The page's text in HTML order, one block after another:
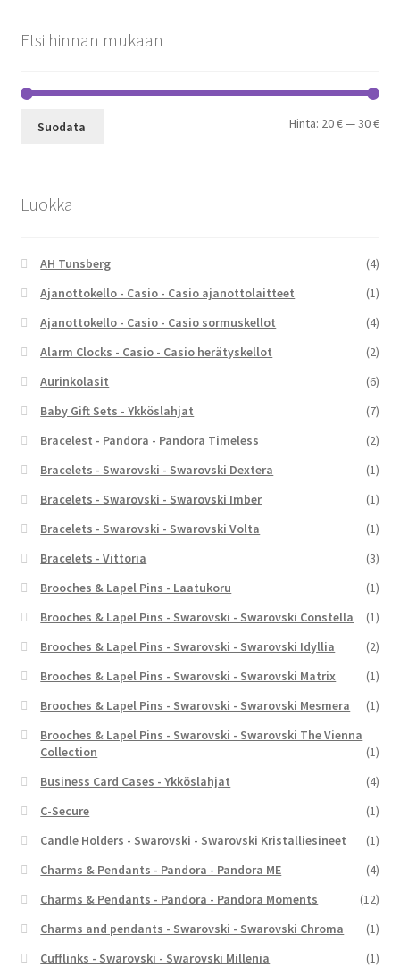
Etsi hinnan mukaan
Suodata Hinta: 20 €—30 €
Luokka
AH Tunsberg
(4)
Ajanottokello - Casio - Casio ajanottolaitteet
(1)
Ajanottokello - Casio - Casio sormuskellot
(4)
Alarm Clocks - Casio - Casio herätyskellot
(2)
Aurinkolasit
(6)
Baby Gift Sets - Ykköslahjat
(7)
Bracelest - Pandora - Pandora Timeless
(2)
Bracelets - Swarovski - Swarovski Dextera
(1)
Bracelets - Swarovski - Swarovski Imber
(1)
Bracelets - Swarovski - Swarovski Volta
(1)
Bracelets - Vittoria
(3)
Brooches & Lapel Pins - Laatukoru
(1)
Brooches & Lapel Pins - Swarovski - Swarovski Constella
(1)
Brooches & Lapel Pins - Swarovski - Swarovski Idyllia
(2)
Brooches & Lapel Pins - Swarovski - Swarovski Matrix
(1)
Brooches & Lapel Pins - Swarovski - Swarovski Mesmera
(1)
Brooches & Lapel Pins - Swarovski - Swarovski The Vienna
Collection
(1)
Business Card Cases - Ykköslahjat
(4)
C-Secure
(1)
Candle Holders - Swarovski - Swarovski Kristalliesineet
(1)
Charms & Pendants - Pandora - Pandora ME
(4)
Charms & Pendants - Pandora - Pandora Moments
(12)
Charms and pendants - Swarovski - Swarovski Chroma
(1)
Cufflinks - Swarovski - Swarovski Millenia
(1)